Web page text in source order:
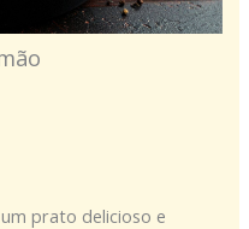
prato delicioso e